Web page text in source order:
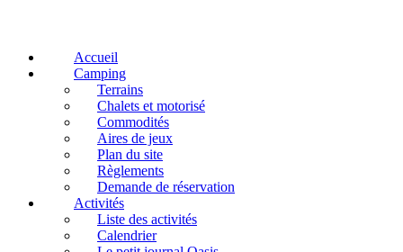
Accueil
Camping
Terrains
Chalets et motorisé
Commodités
Aires de jeux
Plan du site
Règlements
Demande de réservation
Activités
Liste des activités
Calendrier